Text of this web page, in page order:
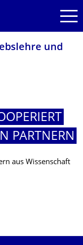
und
PARTNERN
aus Wissenschaft